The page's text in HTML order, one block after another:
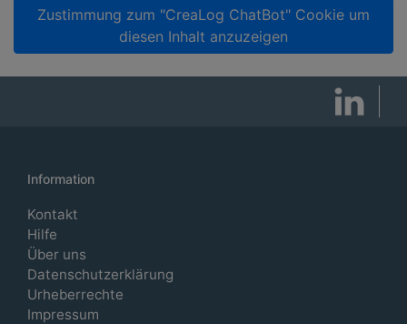
Zustimmung zum "CreaLog ChatBot" Cookie um
diesen Inhalt anzuzeigen
Information
Kontakt
Hilfe
Über uns
Datenschutzerklärung
Urheberrechte
Impressum